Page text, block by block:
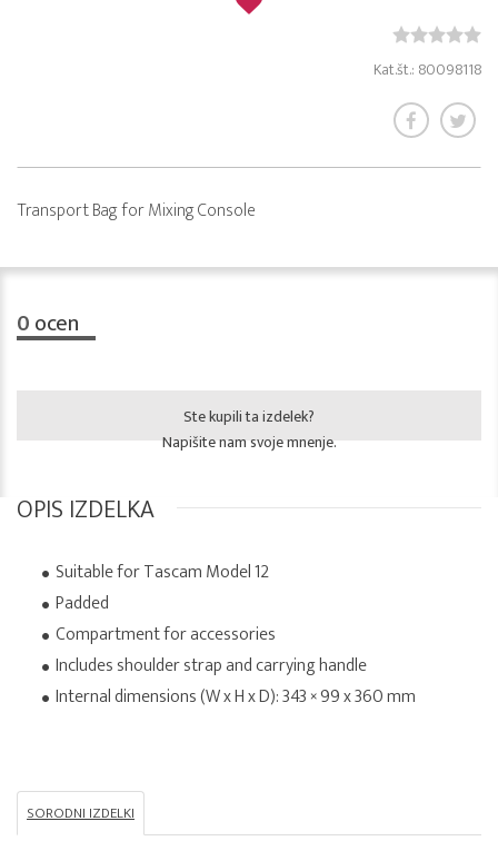
Kat.št.: 80098118
Transport Bag for Mixing Console
0ocen
Ste kupili ta izdelek?
Napišite nam svoje mnenje.
OPIS IZDELKA
Suitable for Tascam Model 12
Padded
Compartment for accessories
Includes shoulder strap and carrying handle
Internal dimensions (W x H x D): 343 × 99 x 360 mm
SORODNI IZDELKI